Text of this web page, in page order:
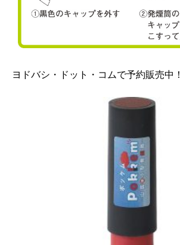
ヨドバシ・ドット・コムで予約販売中！